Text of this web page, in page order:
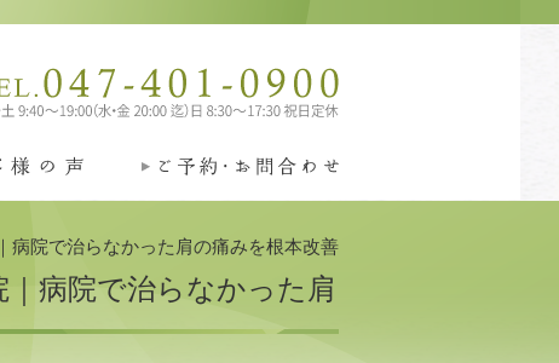
病院で治らなかった肩の痛みを根本改善
｜病院で治らなかった肩